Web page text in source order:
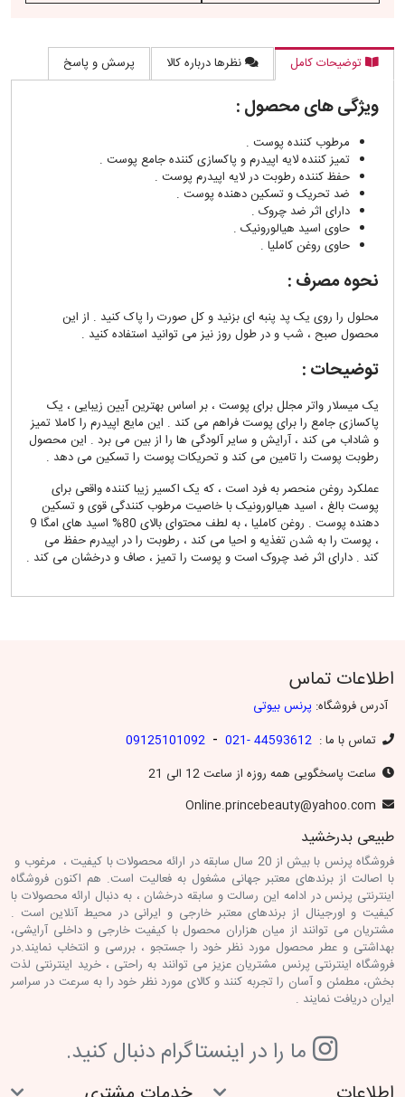
توضیحات کامل نظرها درباره کالا پرسش و پاسخ
ویژگی های محصول :
مرطوب کننده پوست .
تمیز کننده لایه اپیدرم و پاکسازی کننده جامع پوست .
حفظ کننده رطوبت در لایه اپیدرم پوست .
ضد تحریک و تسکین دهنده پوست .
دارای اثر ضد چروک .
حاوی اسید هیالورونیک .
حاوی روغن کاملیا .
نحوه مصرف :
محلول را روی یک پد پنبه ای بزنید و کل صورت را پاک کنید . از این
محصول صبح ، شب و در طول روز نیز می توانید استفاده کنید .
توضیحات :
یک میسلار واتر مجلل برای پوست ، بر اساس بهترین آیین زیبایی ، یک
پاکسازی جامع را برای پوست فراهم می کند . این مایع اپیدرم را کاملا تمیز
و شاداب می کند ، آرایش و سایر آلودگی ها را از بین می برد . این محصول
رطوبت پوست را تامین می کند و تحریکات پوست را تسکین می دهد .
عملکرد روغن منحصر به فرد است ، که یک اکسیر زیبا کننده واقعی برای
پوست بالغ ، اسید هیالورونیک با خاصیت مرطوب کنندگی قوی و تسکین
دهنده پوست . روغن کاملیا ، به لطف محتوای بالای 80% اسید های امگا 9
، پوست را به شدن تغذیه و احیا می کند ، رطوبت را در اپیدرم حفظ می
کند . دارای اثر ضد چروک است و پوست را تمیز ، صاف و درخشان می کند .
اطلاعات تماس
آدرس فروشگاه: پرنس بیوتی
تماس با ما : 44593612 -021
-
09125101092
ساعت پاسخگویی همه روزه از ساعت 12 الی 21
طبیعی بدرخشید
فروشگاه پرنس با بیش از 20 سال سابقه در ارائه محصولات با کیفیت ، مرغوب و
با اصالت از برندهای معتبر جهانی مشغول به فعالیت است. هم اکنون فروشگاه
اینترنتی پرنس در ادامه این رسالت و سابقه درخشان ، به دنبال ارائه محصولات با
کیفیت و اورجینال از برندهای معتبر خارجی و ایرانی در محیط آنلاین است .
مشتریان می توانند از میان هزاران محصول با کیفیت خارجی و داخلی آرایشی،
بهداشتی و عطر محصول مورد نظر خود را جستجو ، بررسی و انتخاب نمایند.در
فروشگاه اینترنتی پرنس مشتریان عزیز می توانند به راحتی ، خرید اینترنتی لذت
بخش، مطمئن و آسان را تجربه کنند و کالای مورد نظر خود را به سرعت در سراسر
ایران دریافت نمایند .
ما را در اينستاگرام دنبال کنيد.